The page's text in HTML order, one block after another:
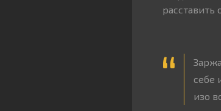
себе
изо